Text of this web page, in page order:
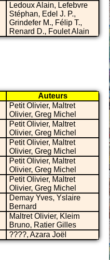
Ledoux Alain, Lefebvre
Stéphan, Edel J. P.,
Grindefer M., Félip T.,
Renard D., Foulet Alain
Auteurs
Petit Olivier, Maltret
Olivier, Greg Michel
Petit Olivier, Maltret
Olivier, Greg Michel
Petit Olivier, Maltret
Olivier, Greg Michel
Petit Olivier, Maltret
Olivier, Greg Michel
Petit Olivier, Maltret
Olivier, Greg Michel
Demay Yves, Yslaire
Bernard
Maltret Olivier, Kleim
Bruno, Ratier Gilles
????, Azara Joël